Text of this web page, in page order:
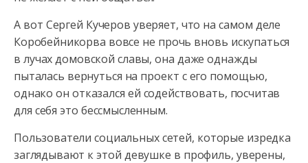
А вот Сергей Кучеров уверяет, что на самом деле
Коробейникорва вовсе не прочь вновь искупаться
в лучах домовской славы, она даже однажды
пыталась вернуться на проект с его помощью,
однако он отказался ей содействовать, посчитав
для себя это бессмысленным.
Пользователи социальных сетей, которые изредка
заглядывают к этой девушке в профиль, уверены,